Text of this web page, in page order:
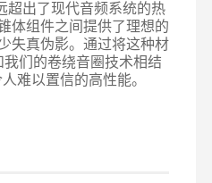
超出了现代音频系统的热
体组件之间提供了理想的
失真伪影。通过将这种材
们的卷绕音圈技术相结
难以置信的高性能。